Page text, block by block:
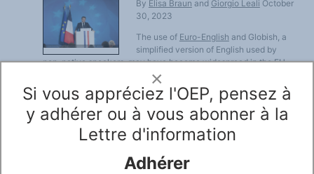
By Elisa Braun and Giorgio Leali October
30, 2023
The use of Euro-English and Globish, a
simplified version of English used by
non-native speakers, may have become widespread in the EU,
but France has never given up hope of Brussels bureaucrats
speaking French.
On the contrary, Paris is now attacking the bloc for hiring some
new employees based on assessments conducted in English.
Read more...
×
Si vous appréciez l'OEP, pensez à
y adhérer ou à vous abonner à la
Lettre d'information
Adhérer